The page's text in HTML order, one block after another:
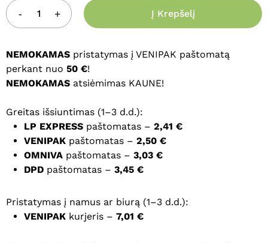
Į Krepšelį
NEMOKAMAS pristatymas į VENIPAK paštomatą
perkant nuo 50 €!
NEMOKAMAS atsiėmimas KAUNE!
Greitas išsiuntimas (1–3 d.d.):
LP EXPRESS paštomatas – 2,41 €
VENIPAK paštomatas – 2,50 €
OMNIVA paštomatas – 3,03 €
DPD paštomatas – 3,45 €
Pristatymas į namus ar biurą (1–3 d.d.):
VENIPAK kurjeris – 7,01 €
išsaugoti vardą, el. pašto adresą ir
interneto puslapį, kad jų nebereiktų
parašyti komentarą.